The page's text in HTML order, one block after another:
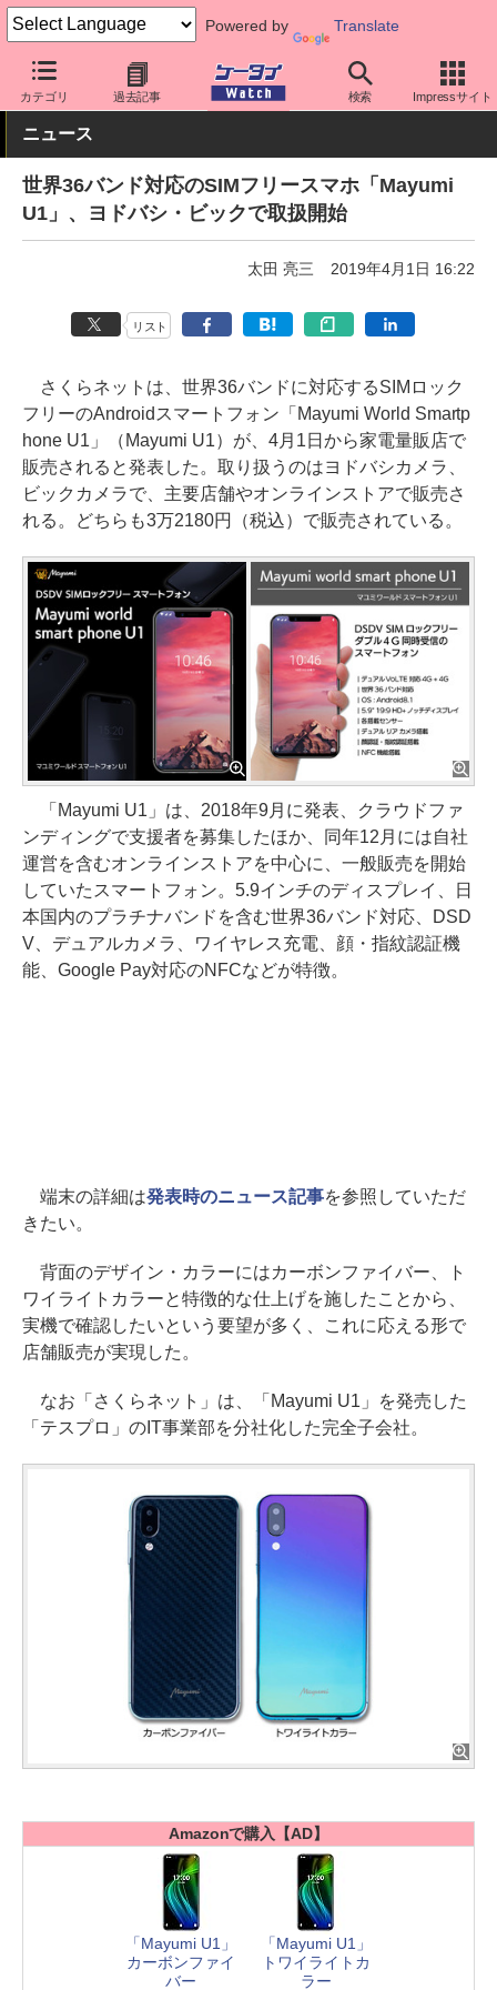
Powered by Translate
カテゴリ 過去記事 検索 Impressサイト
ケータイ Watch 格安スマホ/格安SIM 格安スマホ/SIMフリースマ
ニュース
世界36バンド対応のSIMフリースマホ「Mayumi
U1」、ヨドバシ・ビックで取扱開始
太田 亮三 2019年4月1日 16:22
リスト
さくらネットは、世界36バンドに対応するSIMロック
フリーのAndroidスマートフォン「Mayumi World Smartp
hone U1」（Mayumi U1）が、4月1日から家電量販店で
販売されると発表した。取り扱うのはヨドバシカメラ、
ビックカメラで、主要店舗やオンラインストアで販売さ
れる。どちらも3万2180円（税込）で販売されている。
「Mayumi U1」は、2018年9月に発表、クラウドファ
ンディングで支援者を募集したほか、同年12月には自社
運営を含むオンラインストアを中心に、一般販売を開始
していたスマートフォン。5.9インチのディスプレイ、日
本国内のプラチナバンドを含む世界36バンド対応、DSD
V、デュアルカメラ、ワイヤレス充電、顔・指紋認証機
能、Google Pay対応のNFCなどが特徴。
端末の詳細は発表時のニュース記事を参照していただ
きたい。
背面のデザイン・カラーにはカーボンファイバー、ト
ワイライトカラーと特徴的な仕上げを施したことから、
実機で確認したいという要望が多く、これに応える形で
店舗販売が実現した。
なお「さくらネット」は、「Mayumi U1」を発売した
「テスプロ」のIT事業部を分社化した完全子会社。
Amazonで購入【AD】
「Mayumi U1」
カーボンファイ
バー
「Mayumi U1」
トワイライトカ
ラー